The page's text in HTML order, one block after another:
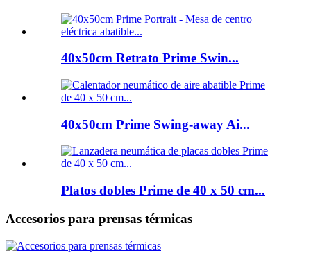
40x50cm Retrato Prime Swin...
40x50cm Prime Swing-away Ai...
Platos dobles Prime de 40 x 50 cm...
Accesorios para prensas térmicas